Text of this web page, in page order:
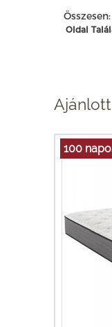
Oldal
100